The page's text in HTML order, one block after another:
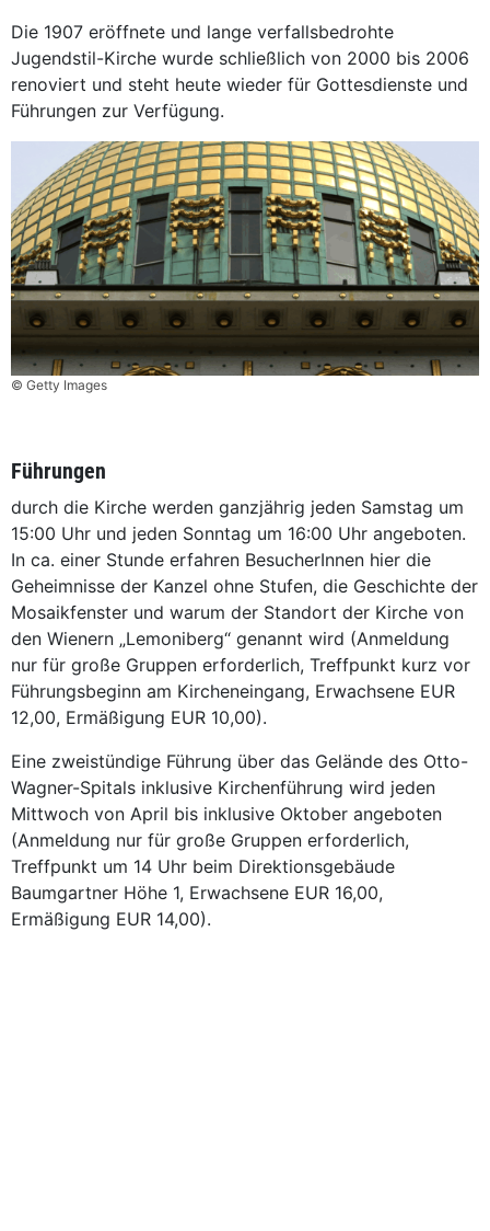
Die 1907 eröffnete und lange verfallsbedrohte
Jugendstil-Kirche wurde schließlich von 2000 bis 2006
renoviert und steht heute wieder für Gottesdienste und
Führungen zur Verfügung.
© Getty Images
Führungen
durch die Kirche werden ganzjährig jeden Samstag um
15:00 Uhr und jeden Sonntag um 16:00 Uhr angeboten.
In ca. einer Stunde erfahren BesucherInnen hier die
Geheimnisse der Kanzel ohne Stufen, die Geschichte der
Mosaikfenster und warum der Standort der Kirche von
den Wienern „Lemoniberg“ genannt wird (Anmeldung
nur für große Gruppen erforderlich, Treffpunkt kurz vor
Führungsbeginn am Kircheneingang, Erwachsene EUR
12,00, Ermäßigung EUR 10,00).
Eine zweistündige Führung über das Gelände des Otto-
Wagner-Spitals inklusive Kirchenführung wird jeden
Mittwoch von April bis inklusive Oktober angeboten
(Anmeldung nur für große Gruppen erforderlich,
Treffpunkt um 14 Uhr beim Direktionsgebäude
Baumgartner Höhe 1, Erwachsene EUR 16,00,
Ermäßigung EUR 14,00).